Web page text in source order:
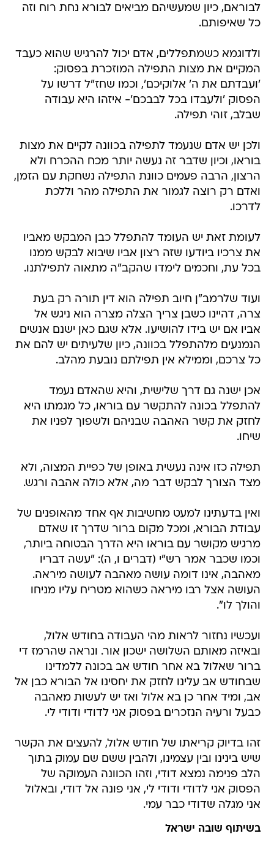
לבוראם, כיון שמעשיהם מביאים לבורא נחת רוח וזה
כל שאיפותם.
ולדוגמא כשמתפללים, אדם יכול להרגיש שהוא כעבד
המקיים את מצות התפילה המוזכרת בפסוק:
'ועבדתם את ה' אלוקיכם', וכמו שחז"ל דרשו על
הפסוק 'ולעבדו בכל לבבכם'- איזהו היא עבודה
שבלב, זוהי תפילה.
ולכן יש אדם שנעמד לתפילה בכוונה לקיים את מצות
בוראו, וכיון שדבר זה נעשה יותר מכח ההכרח ולא
הרצון, הרבה פעמים כוונת התפילה נשחקת עם הזמן,
ואדם רק רוצה לגמור את התפילה מהר וללכת
לדרכו.
לעומת זאת יש העומד להתפלל כבן המבקש מאביו
את צרכיו ביודעו שזה רצון אביו שיבוא לבקש ממנו
בכל עת, וחכמים לימדו שהקב"ה מתאוה לתפילתנו.
ועוד שלרמב"ן חיוב תפילה הוא דין תורה רק בעת
צרה, דהיינו כשבן צריך הצלה מצרה הוא ניגש אל
אביו אם יש בידו להושיעו. אלא שגם כאן ישנם אנשים
הנמנעים מלהתפלל בכוונה, כיון שלעיתים יש להם את
כל צרכם, וממילא אין תפילתם נובעת מהלב.
אכן ישנה גם דרך שלישית, והיא שהאדם נעמד
להתפלל בכונה להתקשר עם בוראו, כל מגמתו היא
לחזק את קשר האהבה שבניהם ולשפוך לפניו את
שיחו.
תפילה כזו אינה נעשית באופן של כפיית המצוה, ולא
מצד הצורך לבקש דבר מה, אלא כולה אהבה ורגש.
ואין בדעתינו למעט מחשיבות אף אחד מהאופנים של
עבודת הבורא, ומכל מקום ברור שדרך זו שאדם
מרגיש מקושר עם בוראו היא הדרך הבטוחה ביותר,
וכמו שכבר אמר רש"י (דברים ו, ה): "עשה דבריו
מאהבה, אינו דומה עושה מאהבה לעושה מיראה.
העושה אצל רבו מיראה כשהוא מטריח עליו מניחו
והולך לו".
ועכשיו נחזור לראות מהי העבודה בחודש אלול,
ובאיזה מאותם השלושה ישכון אור. ונראה שהרמז די
ברור שאלול בא אחר חודש אב בכונה ללמדינו
שבחודש אב עלינו לחזק את יחסינו אל הבורא כבן אל
אב, ומיד אחר כן בא אלול ואז יש לעשות מאהבה
כבעל ורעיה הנזכרים בפסוק אני לדודי ודודי לי.
זהו בדיוק קריאתו של חודש אלול, להעצים את הקשר
שיש בינינו ובין עצמינו, ולהבין ששם שם עמוק בתוך
הלב פנימה נמצא דודי, וזהו הכוונה העמוקה של
הפסוק אני לדודי ודודי לי, אני פונה אל דודי, ובאלול
אני מגלה שדודי כבר עמי.
בשיתוף שובה ישראל